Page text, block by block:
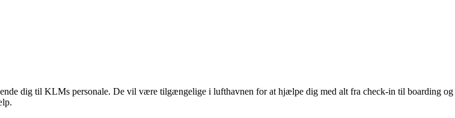
dig til KLMs personale. De vil være tilgængelige i lufthavnen for at hjælpe dig med alt fra check-in til boarding og